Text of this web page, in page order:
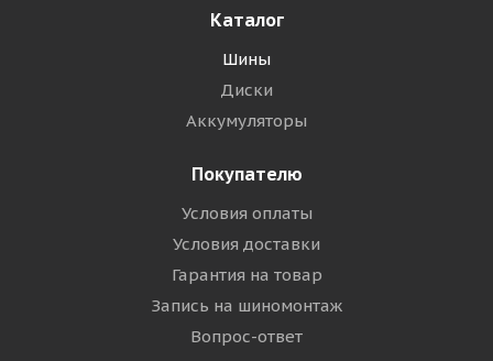
Каталог
Шины
Диски
Аккумуляторы
Покупателю
Условия оплаты
Условия доставки
Гарантия на товар
Запись на шиномонтаж
Вопрос-ответ